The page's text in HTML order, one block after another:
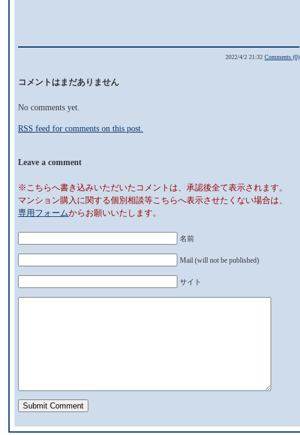
2022/4/2 21:32 Comments (0)
コメントはまだありません
No comments yet.
RSS feed for comments on this post.
Leave a comment
※こちらへ書き込みいただいたコメントは、承認後全て表示されます。
マンション購入に関する個別相談等こちらへ表示させたくない場合は、
専用フォームからお願いいたします。
名前
Mail (will not be published)
サイト